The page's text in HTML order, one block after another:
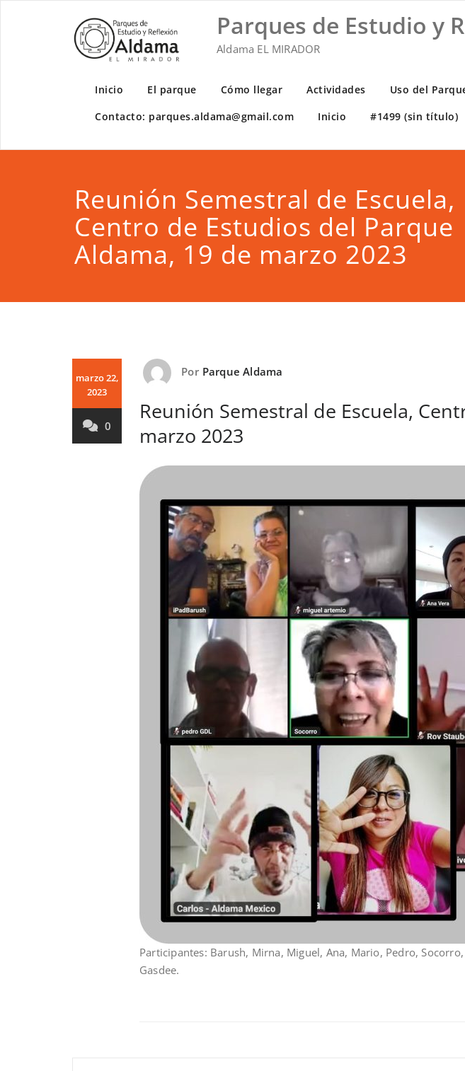
Parques de Estudio y
Aldama EL MIRADOR
Inicio El parque Cómo llegar Actividades Uso del
Contacto: parques.aldama@gmail.com
Inicio #1499 (sin título)
Reunión Semestral de Escuela,
Centro de Estudios del Parque
Aldama, 19 de marzo 2023
marzo 22,
2023
0
Por Parque Aldama
Reunión Semestral de Escuela,
marzo 2023
Participantes: Barush, Mirna, Miguel, Ana, Mario, Pedro,
Gasdee.